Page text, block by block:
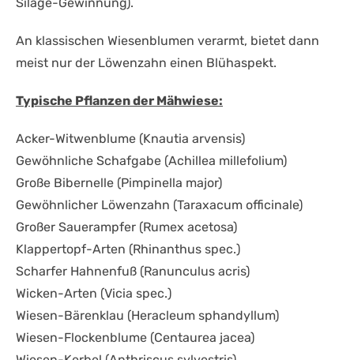
An klassischen Wiesenblumen verarmt, bietet dann
meist nur der Löwenzahn einen Blühaspekt.
Typische Pflanzen der Mähwiese:
Acker-Witwenblume (Knautia arvensis)
Gewöhnliche Schafgabe (Achillea millefolium)
Große Bibernelle (Pimpinella major)
Gewöhnlicher Löwenzahn (Taraxacum officinale)
Großer Sauerampfer (Rumex acetosa)
Klappertopf-Arten (Rhinanthus spec.)
Scharfer Hahnenfuß (Ranunculus acris)
Wicken-Arten (Vicia spec.)
Wiesen-Bärenklau (Heracleum sphandyllum)
Wiesen-Flockenblume (Centaurea jacea)